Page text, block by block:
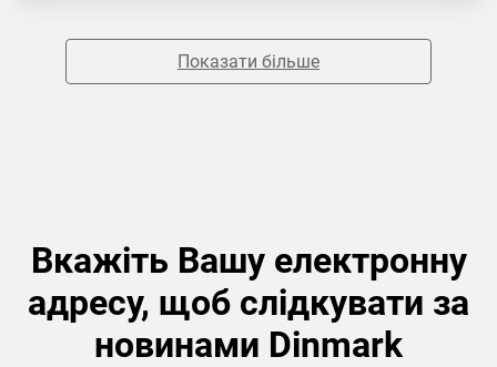
Показати більше
Вкажіть Вашу електронну
адресу, щоб слідкувати за
новинами Dinmark